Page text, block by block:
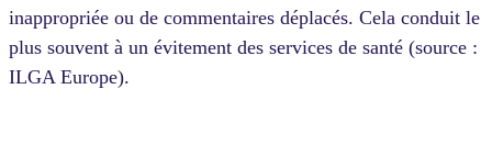
inappropriée ou de commentaires déplacés. Cela conduit le
plus souvent à un évitement des services de santé (source :
ILGA Europe).